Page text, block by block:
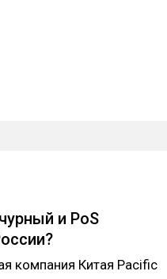
и PoS
компания Китая Pacific